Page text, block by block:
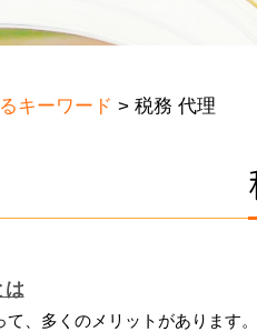
キーワード > 税務 代理
は
て、多くのメリットがあります